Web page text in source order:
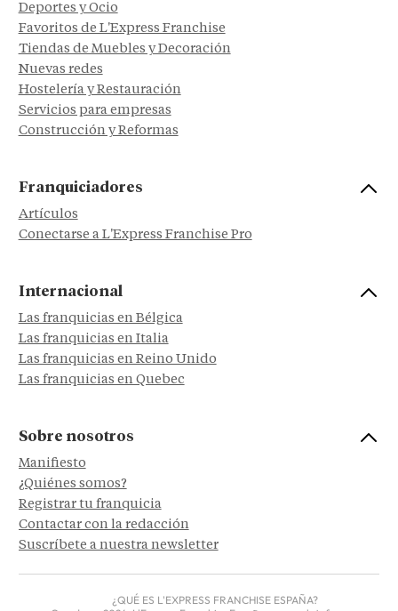
Deportes y Ocio
Favoritos de L'Express Franchise
Tiendas de Muebles y Decoración
Nuevas redes
Hostelería y Restauración
Servicios para empresas
Construcción y Reformas
Franquiciadores
Artículos
Conectarse a L'Express Franchise Pro
Internacional
Las franquicias en Bélgica
Las franquicias en Italia
Las franquicias en Reino Unido
Las franquicias en Quebec
Sobre nosotros
Manifiesto
¿Quiénes somos?
Registrar tu franquicia
Contactar con la redacción
Suscríbete a nuestra newsletter
¿QUÉ ES L'EXPRESS FRANCHISE ESPAÑA?